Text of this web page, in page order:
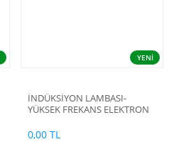
YENİ
İNDÜKSİYON LAMBASI-
YÜKSEK FREKANS ELEKTRON
0,00 TL